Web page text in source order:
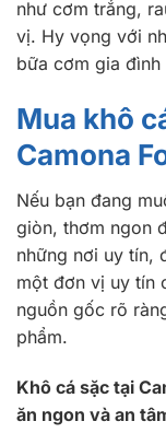
như cơm trắng,
vị. Hy vọng với
bữa cơm gia
Mua khô
Camona
Nếu bạn đang
giòn, thơm ngon
những nơi uy tín,
một đơn vị uy tín
nguồn gốc rõ
phẩm.
Khô cá sặc tại
ăn ngon và an